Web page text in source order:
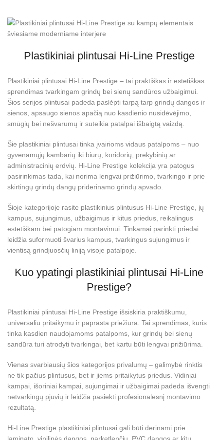
Plastikiniai plintusai Hi-Line Prestige
Plastikiniai plintusai Hi-Line Prestige – tai praktiškas ir estetiškas
sprendimas tvarkingam grindų bei sienų sandūros užbaigimui.
Šios serijos plintusai padeda paslėpti tarpą tarp grindų dangos ir
sienos, apsaugo sienos apačią nuo kasdienio nusidėvėjimo,
smūgių bei nešvarumų ir suteikia patalpai išbaigtą vaizdą.
Šie plastikiniai plintusai tinka įvairioms vidaus patalpoms – nuo
gyvenamųjų kambarių iki biurų, koridorių, prekybinių ar
administracinių erdvių. Hi-Line Prestige kolekcija yra patogus
pasirinkimas tada, kai norima lengvai prižiūrimo, tvarkingo ir prie
skirtingų grindų dangų priderinamo grindų apvado.
Šioje kategorijoje rasite plastikinius plintusus Hi-Line Prestige, jų
kampus, sujungimus, užbaigimus ir kitus priedus, reikalingus
estetiškam bei patogiam montavimui. Tinkamai parinkti priedai
leidžia suformuoti švarius kampus, tvarkingus sujungimus ir
vientisą grindjuosčių liniją visoje patalpoje.
Kuo ypatingi plastikiniai plintusai Hi-Line
Prestige?
Plastikiniai plintusai Hi-Line Prestige išsiskiria praktiškumu,
universaliu pritaikymu ir paprasta priežiūra. Tai sprendimas, kuris
tinka kasdien naudojamoms patalpoms, kur grindų bei sienų
sandūra turi atrodyti tvarkingai, bet kartu būti lengvai prižiūrima.
Vienas svarbiausių šios kategorijos privalumų – galimybė rinktis
ne tik pačius plintusus, bet ir jiems pritaikytus priedus. Vidiniai
kampai, išoriniai kampai, sujungimai ir užbaigimai padeda išvengti
netvarkingų pjūvių ir leidžia pasiekti profesionalesnį montavimo
rezultatą.
Hi-Line Prestige plastikiniai plintusai gali būti derinami prie